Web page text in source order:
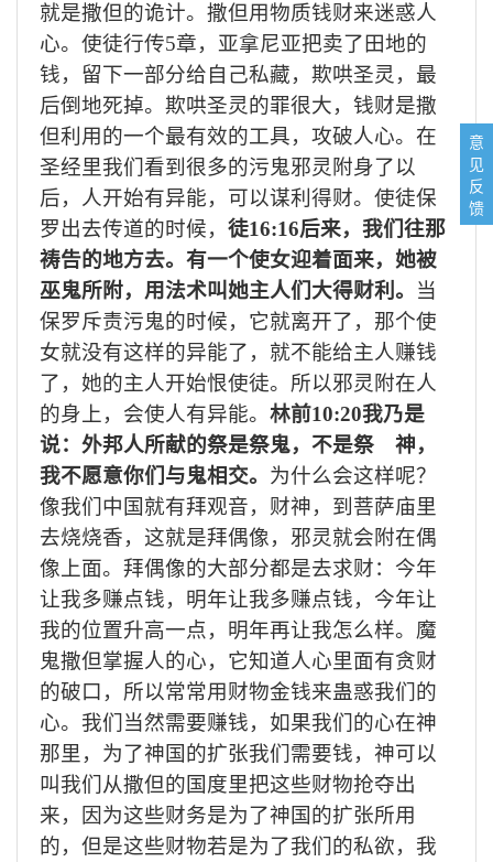
就是撒但的诡计。撒但用物质钱财来迷惑人
心。使徒行传5章，亚拿尼亚把卖了田地的
钱，留下一部分给自己私藏，欺哄圣灵，最
后倒地死掉。欺哄圣灵的罪很大，钱财是撒
但利用的一个最有效的工具，攻破人心。 在
圣经里我们看到很多的污鬼邪灵附身了以
后，人开始有异能，可以谋利得财。使徒保
罗出去传道的时候， 徒16:16后来，我们往那
祷告的地方去。有一个使女迎着面来，她被
巫鬼所附，用法术叫她主人们大得财利。 当
保罗斥责污鬼的时候，它就离开了，那个使
女就没有这样的异能了，就不能给主人赚钱
了，她的主人开始恨使徒。所以邪灵附在人
的身上，会使人有异能。 林前10:20我乃是
说：外邦人所献的祭是祭鬼，不是祭 神，
我不愿意你们与鬼相交。 为什么会这样呢？
像我们中国就有拜观音，财神，到菩萨庙里
去烧烧香，这就是拜偶像，邪灵就会附在偶
像上面。拜偶像的大部分都是去求财：今年
让我多赚点钱，明年让我多赚点钱，今年让
我的位置升高一点，明年再让我怎么样。魔
鬼撒但掌握人的心，它知道人心里面有贪财
的破口，所以常常用财物金钱来蛊惑我们的
心。我们当然需要赚钱，如果我们的心在神
那里 ，为了神国的扩张我们需要钱，神可以
叫我们从撒但的国度里把这些财物抢夺出
来，因为这些财务是为了神国的扩张所用
的，但是这些财物若是为了我们的私欲，我
意
见
反
馈